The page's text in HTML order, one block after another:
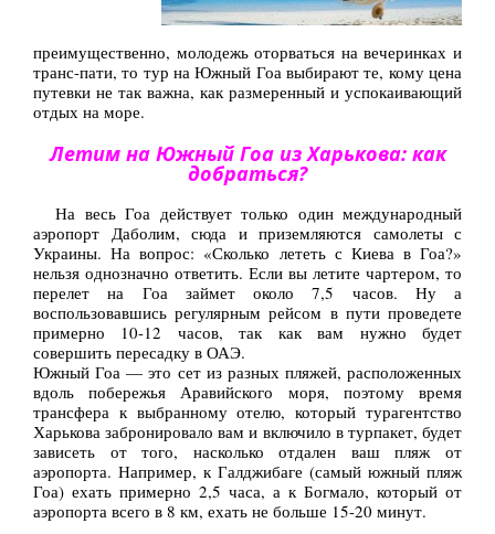
Новости
Справочник туриста
Контакты
преимущественно, молодежь оторваться на вечеринках и
транс-пати, то тур на Южный Гоа выбирают те, кому цена
путевки не так важна, как размеренный и успокаивающий
отдых на море.
Летим на Южный Гоа из Харькова: как
добраться?
На весь Гоа действует только один международный
аэропорт Даболим, сюда и приземляются самолеты с
Украины. На вопрос: «Сколько лететь с Киева в Гоа?»
нельзя однозначно ответить. Если вы летите чартером, то
перелет на Гоа займет около 7,5 часов. Ну а
воспользовавшись регулярным рейсом в пути проведете
примерно 10-12 часов, так как вам нужно будет
совершить пересадку в ОАЭ.
Южный Гоа — это сет из разных пляжей, расположенных
вдоль побережья Аравийского моря, поэтому время
трансфера к выбранному отелю, который турагентство
Харькова забронировало вам и включило в турпакет, будет
зависеть от того, насколько отдален ваш пляж от
аэропорта. Например, к Галджибаге (самый южный пляж
Гоа) ехать примерно 2,5 часа, а к Богмало, который от
аэропорта всего в 8 км, ехать не больше 15-20 минут.